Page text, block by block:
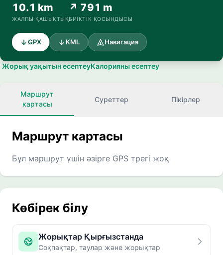
10.1 km
ЖАЛПЫ ҚАШЫҚТЫҚ
↗ 791 m
БИІКТІК ҚОСЫНДЫСЫ
GPX KML Навигация
Жорық уақытын есептеуКалорияны есептеу
Маршрут
картасы
Суреттер Пікірлер
Маршрут картасы
Бұл маршрут үшін әзірге GPS трегі жоқ
Көбірек білу
Жорықтар Қырғызстанда
Соқпақтар, таулар және жорықтар